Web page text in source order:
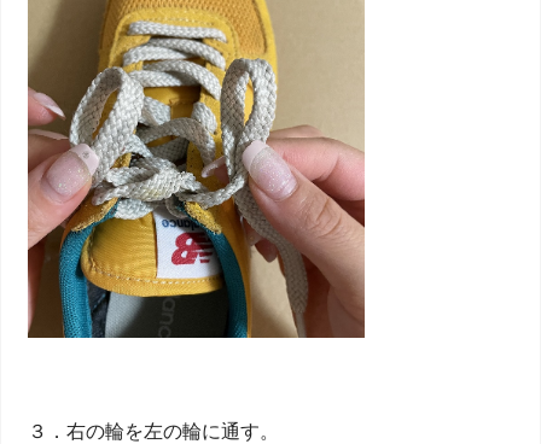
３．右の輪を左の輪に通す。